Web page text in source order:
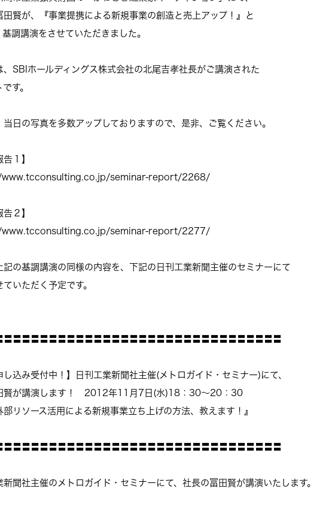
田賢が、『事業提携による新規事業の創造と売上アップ！』と
調講演をさせていただきました。
、SBIホールディングス株式会社の北尾吉孝社長がご講演された
す。
当日の写真を多数アップしておりますので、是非、ご覧ください。
告１】
seminar-report/2268/
告２】
seminar-report/2277/
記の基調講演の同様の内容を、下記の日刊工業新聞主催のセミナーにて
いただく予定です。
〓〓〓〓〓〓〓〓〓〓〓〓〓〓〓〓〓〓〓〓〓〓〓〓〓〓〓〓〓〓〓
し込み受付中！】日刊工業新聞社主催(メトロガイド・セミナー)にて、
が講演します！ 2012年11月7日(水)18：30～20：30
ソース活用による新規事業立ち上げの方法、教えます！』
〓〓〓〓〓〓〓〓〓〓〓〓〓〓〓〓〓〓〓〓〓〓〓〓〓〓〓〓〓〓〓
新聞社主催のメトロガイド・セミナーにて、社長の冨田賢が講演いたします。